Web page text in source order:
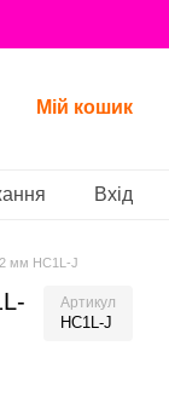
Мій кошик
Вхід
мм HC1L-J
Артикул
HC1L-J